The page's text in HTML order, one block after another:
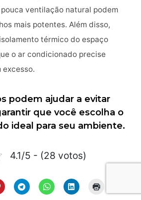
ventilação natural podem
mais potentes. Além disso,
térmico do espaço
o ar condicionado precise
excesso.
podem ajudar a evitar
que você escolha o
ideal para seu ambiente.
4.1/5 - (28 votos)